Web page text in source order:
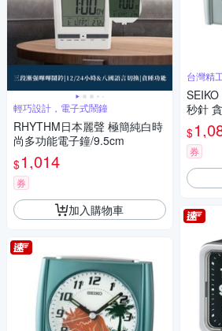
輕巧設計，電子式鬧鐘
RHYTHM日本麗聲 極簡純白時
尚多功能電子鐘/9.5cm
$1,014
券
加入購物車
台灣精
秒針
$
券